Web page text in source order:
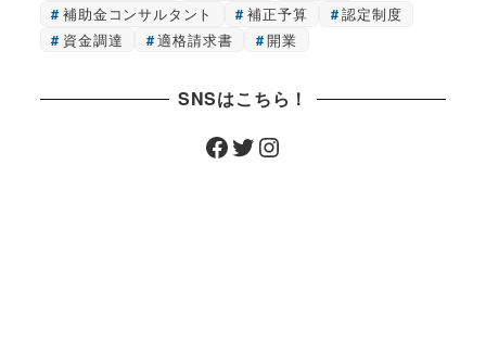
補助金コンサルタント
補正予算
認定制度
資金調達
適格請求書 開業
SNSはこちら！
Facebook Twitter Instagram